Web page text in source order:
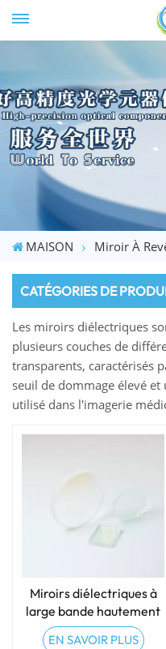
MAISON Miroir À
CATÉGORIES DE
Les miroirs diélectriques
plusieurs couches de
transparents, caractérisés
seuil de dommage élevé
utilisé dans l'imagerie
Miroirs diélectriques à
large bande hautement
réfléchissants
EN SAVOIR PLUS